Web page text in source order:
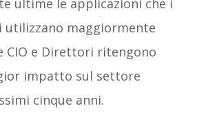
ultime le applicazioni che i
utilizzano maggiormente
CIO e Direttori ritengono
impatto sul settore
cinque anni.